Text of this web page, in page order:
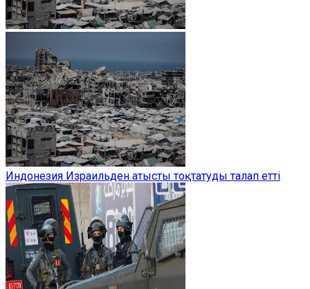
Индонезия Израильден атысты тоқтатуды талап етті